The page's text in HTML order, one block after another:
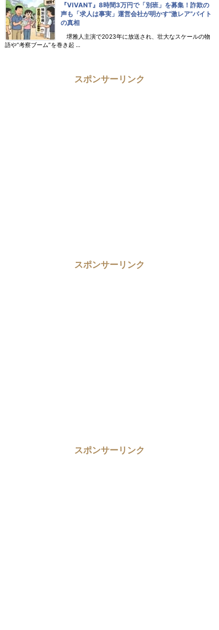
『VIVANT』8時間3万円で「別班」を募集！詐欺の
声も「求人は事実」運営会社が明かす“激レア”バイト
の真相
堺雅人主演で2023年に放送され、壮大なスケールの物
語や“考察ブーム”を巻き起 ...
スポンサーリンク
スポンサーリンク
スポンサーリンク